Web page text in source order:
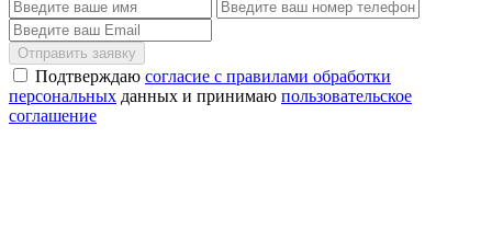
Отправить заявку
Подтверждаю согласие с правилами обработки
персональных данных и принимаю пользовательское
соглашение